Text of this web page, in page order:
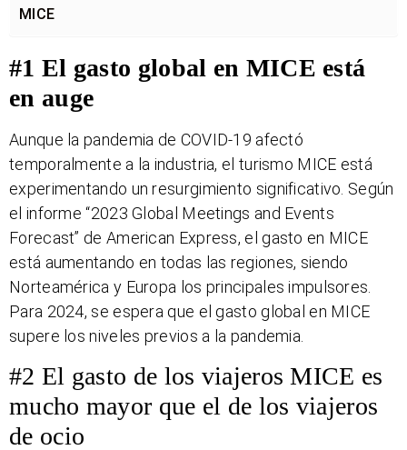
MICE
#1 El gasto global en MICE está
en auge
Aunque la pandemia de COVID-19 afectó
temporalmente a la industria, el turismo MICE está
experimentando un resurgimiento significativo. Según
el informe “2023 Global Meetings and Events
Forecast” de American Express, el gasto en MICE
está aumentando en todas las regiones, siendo
Norteamérica y Europa los principales impulsores.
Para 2024, se espera que el gasto global en MICE
supere los niveles previos a la pandemia.
#2 El gasto de los viajeros MICE es
mucho mayor que el de los viajeros
de ocio